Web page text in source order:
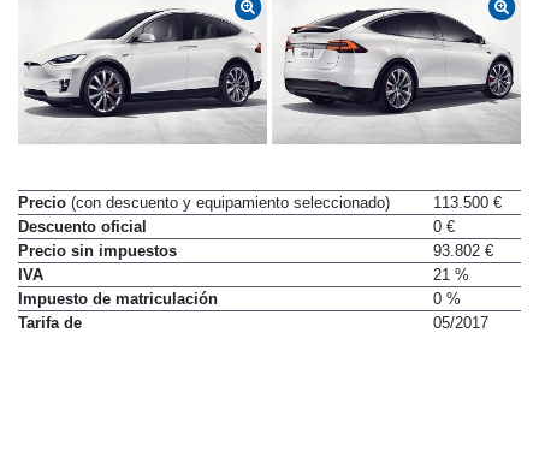
Precio (con descuento y equipamiento seleccionado)
113.500 €
Descuento oficial
0 €
Precio sin impuestos
93.802 €
IVA
21 %
Impuesto de matriculación
0 %
Tarifa de
05/2017